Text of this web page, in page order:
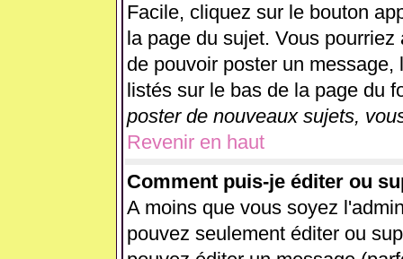
Facile, cliquez sur le bouton
la page du sujet. Vous
de pouvoir poster un
listés sur le bas de la page du
poster de nouveaux sujets,
Revenir en haut
Comment puis-je éditer ou
A moins que vous soyez
pouvez seulement éditer ou